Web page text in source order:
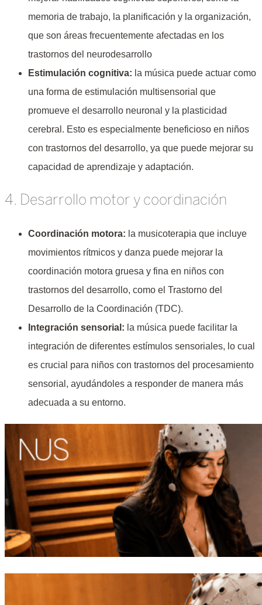
memoria de trabajo, la planificación y la organización,
que son áreas frecuentemente afectadas en los
trastornos del neurodesarrollo
Estimulación cognitiva: la música puede actuar como
una forma de estimulación multisensorial que
promueve el desarrollo neuronal y la plasticidad
cerebral. Esto es especialmente beneficioso en niños
con trastornos del desarrollo, ya que puede mejorar su
capacidad de aprendizaje y adaptación.
4. Desarrollo motor y coordinación
Coordinación motora: la musicoterapia que incluye
movimientos rítmicos y danza puede mejorar la
coordinación motora gruesa y fina en niños con
trastornos del desarrollo, como el Trastorno del
Desarrollo de la Coordinación (TDC).
Integración sensorial: la música puede facilitar la
integración de diferentes estímulos sensoriales, lo cual
es crucial para niños con trastornos del procesamiento
sensorial, ayudándoles a responder de manera más
adecuada a su entorno.